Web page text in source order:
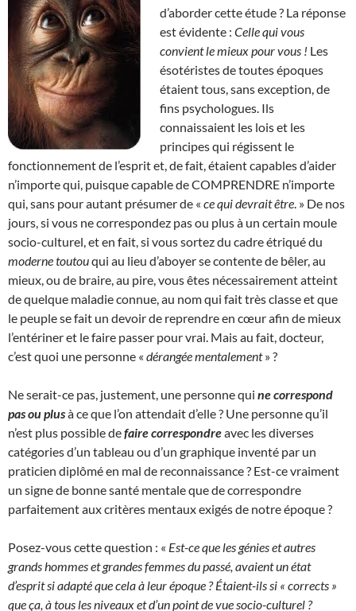
d’aborder cette étude ? La réponse
est évidente : Celle qui vous
convient le mieux pour vous ! Les
ésotéristes de toutes époques
étaient tous, sans exception, de
fins psychologues. Ils
connaissaient les lois et les
principes qui régissent le
fonctionnement de l’esprit et, de fait, étaient capables d’aider
n’importe qui, puisque capable de COMPRENDRE n’importe
qui, sans pour autant présumer de « ce qui devrait être . » De nos
jours, si vous ne correspondez pas ou plus à un certain moule
socio-culturel, et en fait, si vous sortez du cadre étriqué du
moderne toutouqui au lieu d’aboyer se contente de bêler, au
mieux, ou de braire, au pire, vous êtes nécessairement atteint
de quelque maladie connue, au nom qui fait très classe et que
le peuple se fait un devoir de reprendre en cœur afin de mieux
l’entériner et le faire passer pour vrai. Mais au fait, docteur,
c’est quoi une personne « dérangée mentalement» ?
Ne serait-ce pas, justement, une personne qui ne correspond
pas ou plusà ce que l’on attendait d’elle ? Une personne qu’il
n’est plus possible defaire correspondreavec les diverses
catégories d’un tableau ou d’un graphique inventé par un
praticien diplômé en mal de reconnaissance ? Est-ce vraiment
un signe de bonne santé mentale que de correspondre
parfaitement aux critères mentaux exigés de notre époque ?
Posez-vous cette question : « Est-ce que les génies et autres
grands hommes et grandes femmes du passé, avaient un état
d’esprit si adapté que cela à leur époque ? Étaient-ils si « corrects »
que ça, à tous les niveaux et d’un point de vue socio-culturel ?